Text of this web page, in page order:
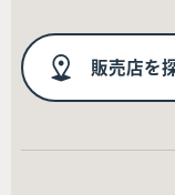
販売店を